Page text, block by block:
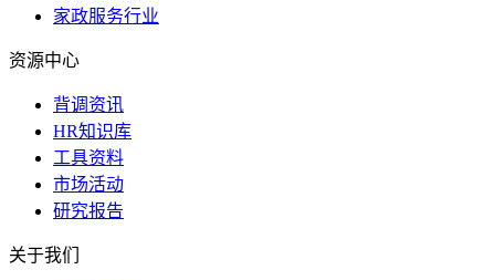
家政服务行业
资源中心
背调资讯
HR知识库
工具资料
市场活动
研究报告
关于我们